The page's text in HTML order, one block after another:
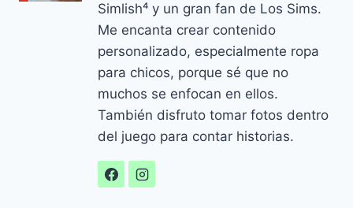
Simlish⁴ y un gran fan de Los Sims.
Me encanta crear contenido
personalizado, especialmente ropa
para chicos, porque sé que no
muchos se enfocan en ellos.
También disfruto tomar fotos dentro
del juego para contar historias.